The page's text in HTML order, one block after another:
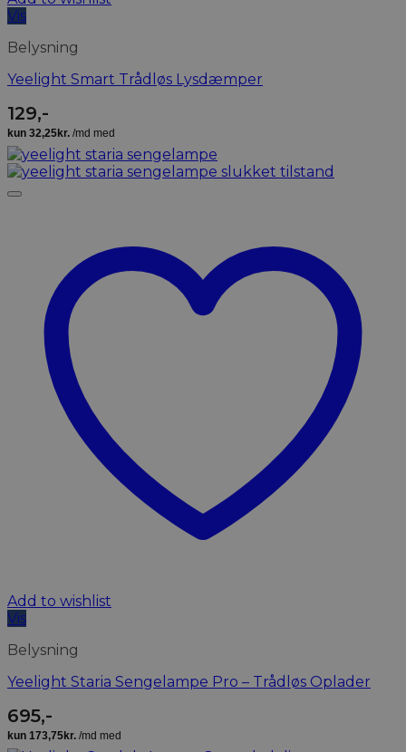
Vis
Belysning
Yeelight Smart Trådløs Lysdæmper
129,-
Add to wishlist
Vis
Belysning
Yeelight Staria Sengelampe Pro – Trådløs Oplader
695,-